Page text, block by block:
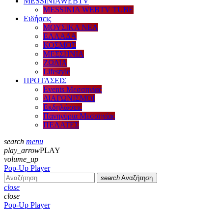
MESSINIA WEBTV TUBE
Eιδήσεις
ΜΟΥΣΙΚΑ ΝΕΑ
ΕΛΛΑΔΑ
ΚΟΣΜΟΣ
ΜΕΣΣΗΝΙΑ
ΖΩΔΙΑ
Lifestyle
ΠΡΟΤΑΣΕΙΣ
Events Μεσσηνίας
ΔΙΑΓΩΝΙΣΜΟΙ
Εκδηλώσεις
Πανηγύρια Μεσσηνίας
ΠΕΛΑΤΕΣ
search menu
play_arrowPLAY
volume_up
Pop-Up Player
search Αναζήτηση
close
close
Pop-Up Player